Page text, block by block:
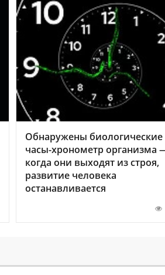
Обнаружены биологические
часы-хронометр организма
когда они выходят из строя,
развитие человека
останавливается